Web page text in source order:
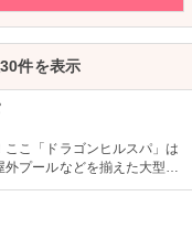
件を表示
こ「ドラゴンヒルスパ」は
プールなどを揃えた大型施
施設内には、シネマホール
トランなど様々なお楽しみ
のもあっという間です！